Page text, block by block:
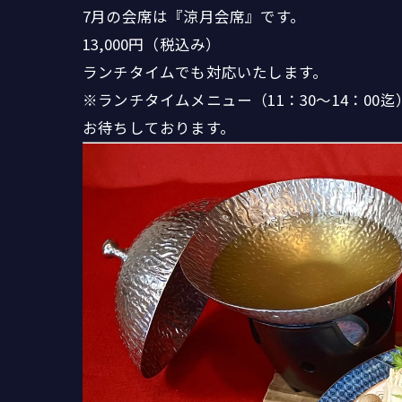
7月の会席は『涼月会席』です。
13,000円（税込み）
ランチタイムでも対応いたします。
※ランチタイムメニュー（11：30～14：00迄
お待ちしております。